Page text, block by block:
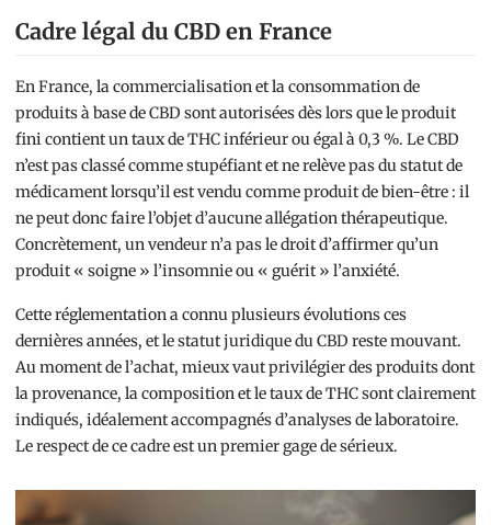
Cadre légal du CBD en France
En France, la commercialisation et la consommation de
produits à base de CBD sont autorisées dès lors que le produit
fini contient un taux de THC inférieur ou égal à 0,3 %. Le CBD
n’est pas classé comme stupéfiant et ne relève pas du statut de
médicament lorsqu’il est vendu comme produit de bien-être : il
ne peut donc faire l’objet d’aucune allégation thérapeutique.
Concrètement, un vendeur n’a pas le droit d’affirmer qu’un
produit « soigne » l’insomnie ou « guérit » l’anxiété.
Cette réglementation a connu plusieurs évolutions ces
dernières années, et le statut juridique du CBD reste mouvant.
Au moment de l’achat, mieux vaut privilégier des produits dont
la provenance, la composition et le taux de THC sont clairement
indiqués, idéalement accompagnés d’analyses de laboratoire.
Le respect de ce cadre est un premier gage de sérieux.